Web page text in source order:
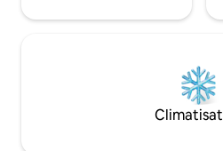
de la plage de sable et des sites